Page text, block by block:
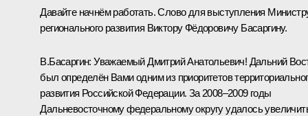
Давайте начнём работать. Слово для выступления
регионального развития Виктору Фёдоровичу Басаргину.
В.Басаргин: Уважаемый Дмитрий Анатольевич! Дальний
был определён Вами одним из приоритетов
развития Российской Федерации. За 2008–2009 годы
Дальневосточному федеральному округу удалось